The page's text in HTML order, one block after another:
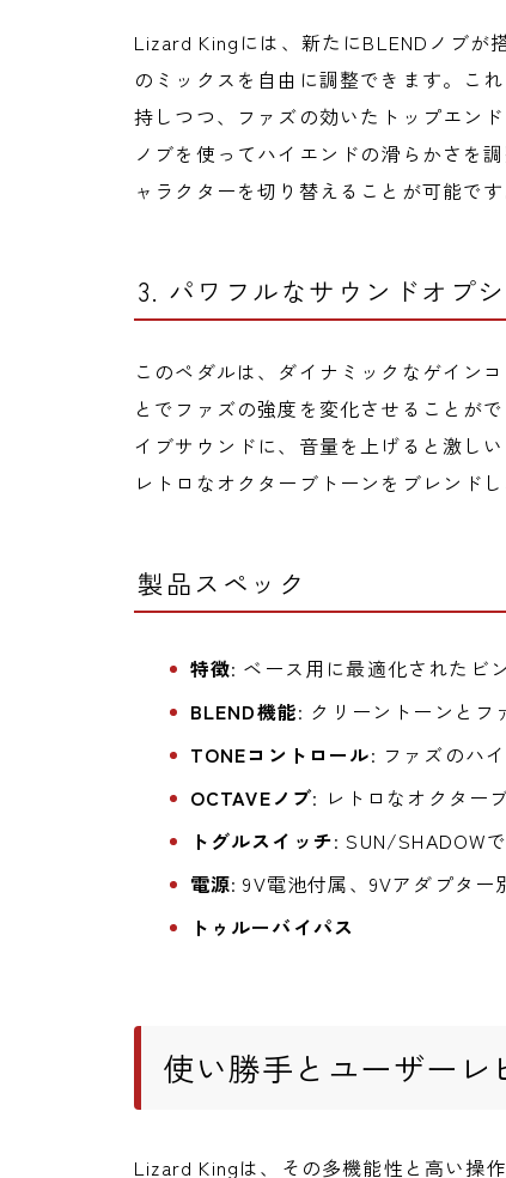
Lizard Kingには、新たにBLENDノブが
のミックスを自由に調整できます。こ
持しつつ、ファズの効いたトップエン
ノブを使ってハイエンドの滑らかさを
ャラクターを切り替えることが可能です
3. パワフルなサウンドオプ
このペダルは、ダイナミックなゲイン
とでファズの強度を変化させることが
イブサウンドに、音量を上げると激し
レトロなオクターブトーンをブレンド
製品スペック
特徴: ベース用に最適化されたビ
BLEND機能: クリーントーンとフ
TONEコントロール: ファズのハ
OCTAVEノブ: レトロなオクター
トグルスイッチ: SUN/SHADOW
電源: 9V電池付属、9Vアダプター
トゥルーバイパス
使い勝手とユーザーレ
Lizard Kingは、その多機能性と高い操